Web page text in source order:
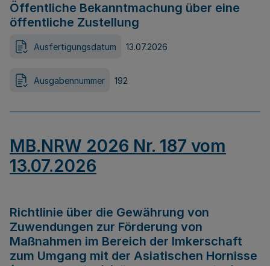
Öffentliche Bekanntmachung über eine
öffentliche Zustellung
Ausfertigungsdatum 13.07.2026
Ausgabennummer 192
MB.NRW 2026 Nr. 187 vom
13.07.2026
Richtlinie über die Gewährung von
Zuwendungen zur Förderung von
Maßnahmen im Bereich der Imkerschaft
zum Umgang mit der Asiatischen Hornisse